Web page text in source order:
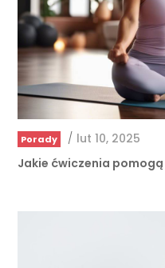
Porady /
lut 10, 2025
Jakie ćwiczenia